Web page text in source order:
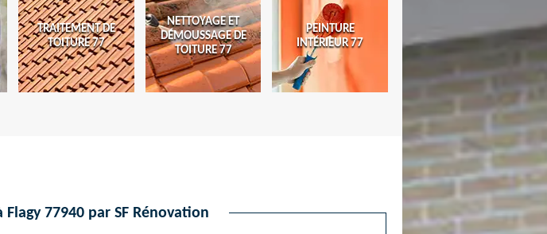
TRAITEMENT DE
TOITURE 77
NETTOYAGE ET
DÉMOUSSAGE DE
TOITURE 77
PEINTURE
INTÉRIEUR 77
77940 par SF Rénovation